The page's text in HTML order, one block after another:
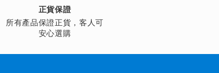
正貨保證
所有產品保證正貨，客人可
安心選購